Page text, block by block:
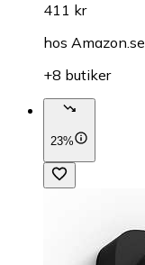
411 kr
hos Amazon.se
+8 butiker
23%